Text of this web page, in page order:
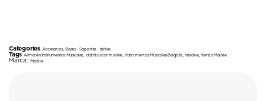
Categories Accesorios,Bases - Soportes - atriles
Tags Almacén Instrumentos Musicales distribuidor mackie Instrumentos Musicales Bogotá mackie, tienda Mackie
Marca: Mackie